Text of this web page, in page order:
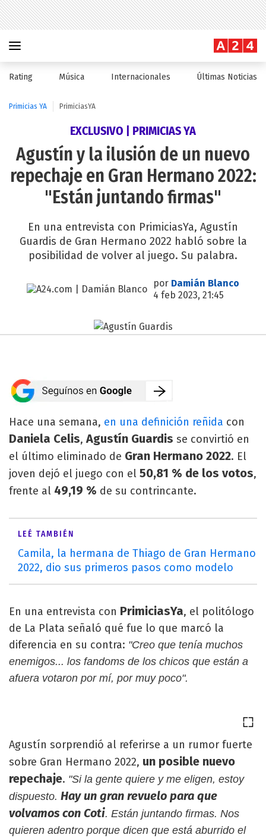
Rating Música Internacionales Últimas Noticias
Primicias YA PrimiciasYA
EXCLUSIVO | PRIMICIAS YA
Agustín y la ilusión de un nuevo
repechaje en Gran Hermano 2022:
"Están juntando firmas"
En una entrevista con PrimiciasYa, Agustín
Guardis de Gran Hermano 2022 habló sobre la
posibilidad de volver al juego. Su palabra.
por Damián Blanco
4 feb 2023, 21:45
Hace una semana, en una definición reñida con
Daniela Celis,Agustín Guardis se convirtió en
el último eliminado de Gran Hermano 2022. El
joven dejó el juego con el 50,81 % de los votos,
frente al 49,19 % de su contrincante.
LEÉ TAMBIÉN
Camila, la hermana de Thiago de Gran Hermano
2022, dio sus primeros pasos como modelo
En una entrevista con PrimiciasYa, el politólogo
de La Plata señaló qué fue lo que marcó la
diferencia en su contra: "Creo que tenía muchos
enemigos... los fandoms de los chicos que están a
afuera votaron por mí, por muy poco".
Agustín sorprendió al referirse a un rumor fuerte
sobre Gran Hermano 2022, un posible nuevo
repechaje. "Si la gente quiere y me eligen, estoy
dispuesto. Hay un gran revuelo para que
volvamos con Coti. Están juntando firmas. Nos
quieren adentro porque dicen que está aburrido el